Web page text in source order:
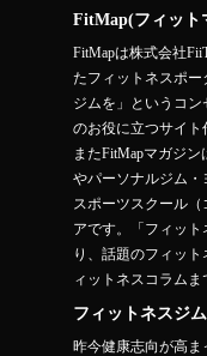
FitMap(フィット
FitMapは株式会社
たフィットネスポ
ジムを」というコ
のお役に立つサイト
またFitMapマガジ
やパーソナルジム・
スポーツスクール
アです。「フィッ
り、話題のフィッ
ィットネスコラムま
フィットネスジ
昨今健康志向が高